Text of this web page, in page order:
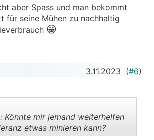
aber Spass und man bekommt
für seine Mühen zu nachhaltig
😀
3.11.2023 (#6)
Könnte mir jemand weiterhelfen
etwas minieren kann?